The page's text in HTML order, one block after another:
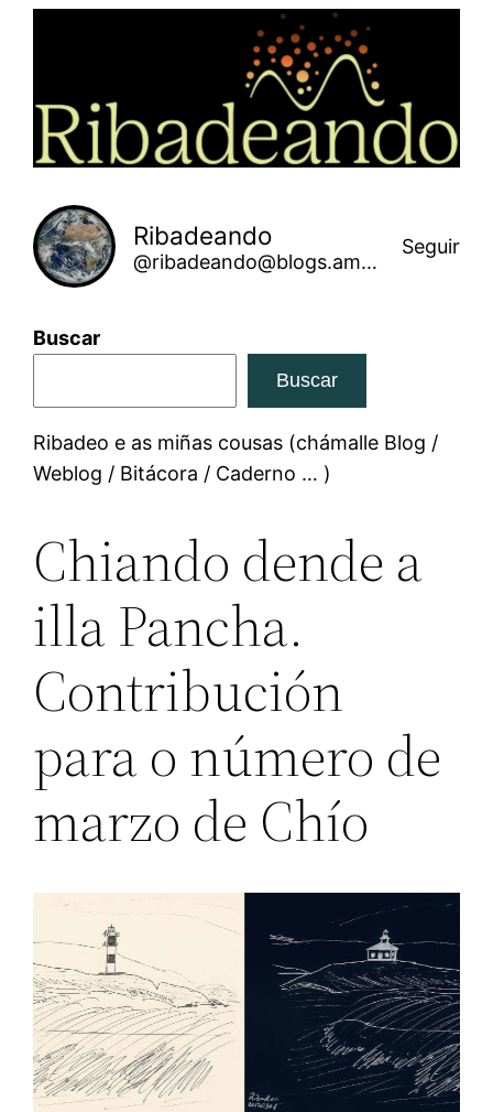
Ribadeando
@ribadeando@blogs.amarinha.gal
Seguir
Buscar
Buscar
Ribadeo e as miñas cousas (chámalle Blog /
Weblog / Bitácora / Caderno … )
Chiando dende a
illa Pancha.
Contribución
para o número de
marzo de Chío